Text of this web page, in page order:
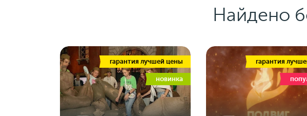
Найдено
гарантия лучшей цены
новинка
гарантия